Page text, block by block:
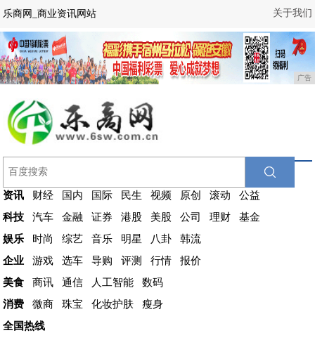
关于我们
乐商网_商业资讯网站
广告
资讯 财经 国内 国际 民生 视频 原创 滚动
公益
科技
汽车 金融 证券 港股 美股 公司 理财
基金
娱乐
时尚 综艺 音乐 明星 八卦
韩流
企业
游戏 选车 导购 评测 行情
报价
美食
商讯 通信 人工智能
数码
消费
微商 珠宝 化妆护肤
瘦身
全国热线